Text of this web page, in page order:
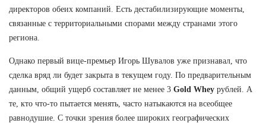
директоров обеих компаний. Есть дестабилизирующие моменты,
связанные с территориальными спорами между странами этого
региона.
Однако первый вице-премьер Игорь Шувалов уже признавал, что
сделка вряд ли будет закрыта в текущем году. По предварительным
данным, общий ущерб составляет не менее 3 Gold Whey рублей. А
те, кто что-то пытается менять, часто натыкаются на всеобщее
равнодушие. С точки зрения более широких географических